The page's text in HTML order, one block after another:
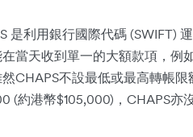
是利用銀行國際代碼 (SWIFT)
當天收到單一的大額款項，例
CHAPS不設最低或最高轉帳
(約港幣$105,000)，CHAPS亦